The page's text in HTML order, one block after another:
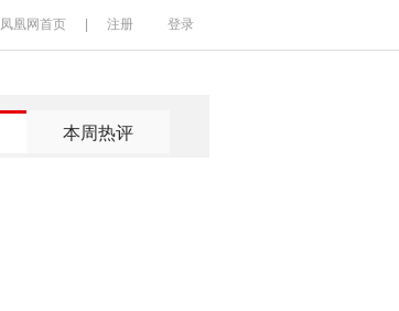
凤凰网首页 注册 登录
本周热评